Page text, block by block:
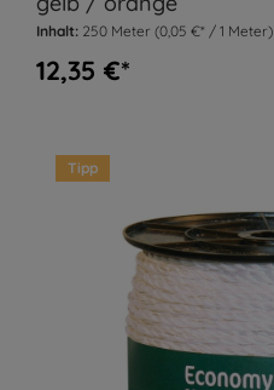
Inhalt: 250 Meter (0,05 €* / 1 Meter)
12,35 €*
Tipp